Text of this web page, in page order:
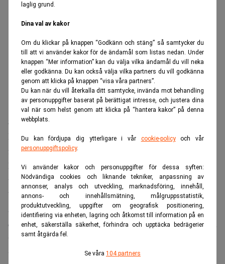
laglig grund.
Dina val av kakor
Om du klickar på knappen “Godkänn och stäng” så samtycker du
till att vi använder kakor för de ändamål som listas nedan. Under
knappen “Mer information” kan du välja vilka ändamål du vill neka
eller godkänna. Du kan också välja vilka partners du vill godkänna
genom att klicka på knappen “visa våra partners”.
Du kan när du vill återkalla ditt samtycke, invända mot behandling
av personuppgifter baserat på berättigat intresse, och justera dina
val när som helst genom att klicka på “hantera kakor” på denna
webbplats.
Du kan fördjupa dig ytterligare i vår cookie-policyoch vår
personuppgiftspolicy.
Vi använder kakor och personuppgifter för dessa syften:
Nödvändiga cookies och liknande tekniker, anpassning av
annonser, analys och utveckling, marknadsföring, innehåll,
annons- och innehållsmätning, målgruppsstatistik,
produktutveckling, uppgifter om geografisk positionering,
identifiering via enheten, lagring och åtkomst till information på en
enhet, säkerställa säkerhet, förhindra och upptäcka bedrägerier
samt åtgärda fel.
Se våra 104 partners
Stora internationella projekt
Internationellt har bolaget haft framgångar och hjälper
företag som Volvo (börskurs Volvo
PFAS-sanering, men i Sverige går tillståndsprocesserna
trögt.
”Vi har till exempel en partner som ansökt om tillstånd för
att sätta upp anläggningar som kan ta hand om och
destruera PFAS-förorenade filter, men hamnar i långdragna
tillståndsprocesser. I Norge fick vi tillstånd efter en
vecka”, säger Krefting.